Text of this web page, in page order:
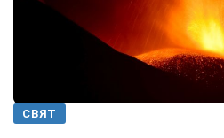
СВЯТ